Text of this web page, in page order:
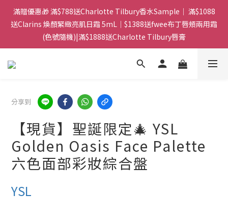
門市：旺角兆萬中心地庫B218 ｜ 所有訂單可旺角門市取貨｜全店
滿$399包郵局取件｜$599包順豐站/站智能櫃｜$699包順豐上門派
件
滿贈優惠🎁 滿$788送Charlotte Tilbury香水Sample｜ 滿$1088
送Clarins 煥顏緊緻亮肌日霜 5mL｜$1388送fwee布丁唇頰兩用霜
(色號隨機)|滿$1888送Charlotte Tilbury唇膏
門市：旺角兆萬中心地庫B218 ｜ 所有訂單可旺角門市取貨｜全店
分享到
【現貨】聖誕限定🎄 YSL
Golden Oasis Face Palette
六色面部彩妝綜合盤
YSL